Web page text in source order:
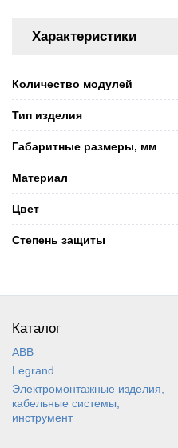
Характеристики
Количество модулей
Тип изделия
Габаритные размеры, мм
Материал
Цвет
Степень защиты
Каталог
ABB
Legrand
Электромонтажные изделия,
кабельные системы,
инструмент